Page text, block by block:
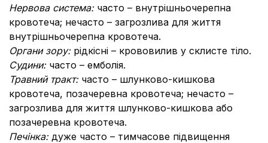
Нервова система: часто – внутрішньочерепна
кровотеча; нечасто – загрозлива для життя
внутрішньочерепна кровотеча.
Органи зору: рідкісні – крововилив у склисте тіло.
Судини: часто – емболія.
Травний тракт: часто – шлунково-кишкова
кровотеча, позачеревна кровотеча; нечасто –
загрозлива для життя шлунково-кишкова або
позачеревна кровотеча.
Печінка: дуже часто – тимчасове підвищення